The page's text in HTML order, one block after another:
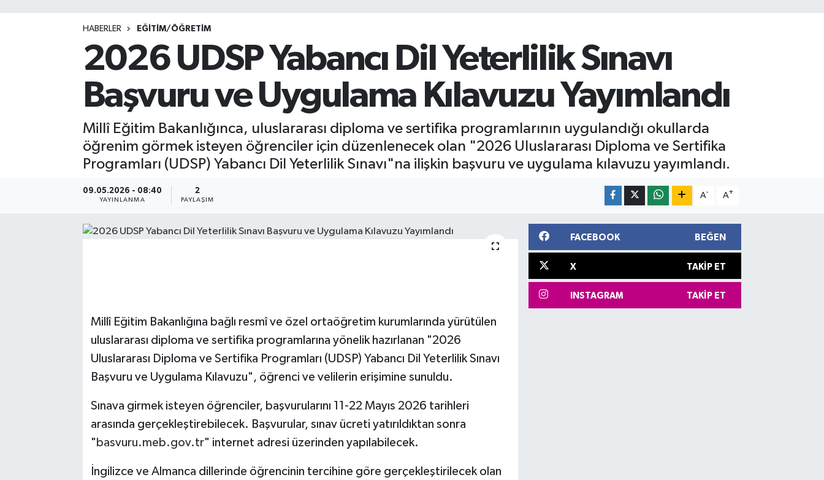
HABERLER EĞİTİM/ÖĞRETİM
2026 UDSP Yabancı Dil Yeterlilik Sınavı
Başvuru ve Uygulama Kılavuzu Yayımlandı
Millî Eğitim Bakanlığınca, uluslararası diploma ve sertifika programlarının uygulandığı okullarda
öğrenim görmek isteyen öğrenciler için düzenlenecek olan "2026 Uluslararası Diploma ve Sertifika
Programları (UDSP) Yabancı Dil Yeterlilik Sınavı"na ilişkin başvuru ve uygulama kılavuzu yayımlandı.
09.05.2026 - 08:40
YAYINLANMA
2
PAYLAŞIM
A- A+
Millî Eğitim Bakanlığına bağlı resmî ve özel ortaöğretim kurumlarında yürütülen
uluslararası diploma ve sertifika programlarına yönelik hazırlanan "2026
Uluslararası Diploma ve Sertifika Programları (UDSP) Yabancı Dil Yeterlilik Sınavı
Başvuru ve Uygulama Kılavuzu", öğrenci ve velilerin erişimine sunuldu.
Sınava girmek isteyen öğrenciler, başvurularını 11-22 Mayıs 2026 tarihleri
arasında gerçekleştirebilecek. Başvurular, sınav ücreti yatırıldıktan sonra
" basvuru.meb.gov.tr" internet adresi üzerinden yapılabilecek.
İngilizce ve Almanca dillerinde öğrencinin tercihine göre gerçekleştirilecek olan
FACEBOOK BEĞEN
X TAKIP ET
INSTAGRAM TAKIP ET